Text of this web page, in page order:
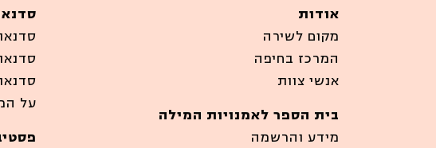
אודות
מקום לשירה
המרכז בחיפה
אנשי צוות
בית הספר לאמנויות המילה
מידע והרשמה
על